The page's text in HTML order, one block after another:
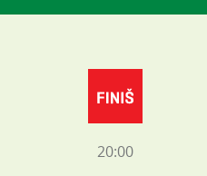
20:00